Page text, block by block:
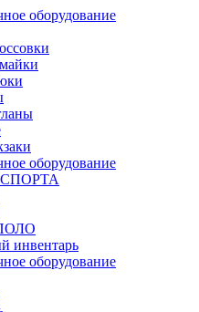
оборудование
оборудование
инвентарь
оборудование